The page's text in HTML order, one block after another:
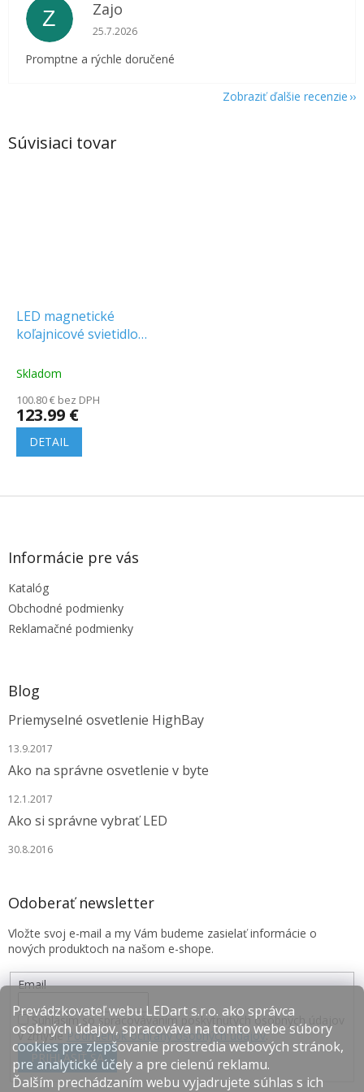
Prevádzkovateľ webu LEDart s.r.o. ako správca
osobných údajov, spracováva na tomto webe súbory
cookies pre zlepšovanie prostredia webových stránok,
pre analytické účely a pre cielenú reklamu.
Ďalším prechádzaním webu vyjadrujete súhlas s ich
Súvisiaci tovar
LED magnetické
koľajnicové svietidlo
IP20, čierne
Skladom
100.80 € bez DPH
123.99 €
DETAIL
Z Zajo
Hodnotenie obchodu je 5 z 5 hviezdičiek.
25.7.2026
Promptne a rýchle doručené
Zobraziť ďalšie recenzie
Z
Informácie pre vás
Katalóg
Obchodné podmienky
Reklamačné podmienky
Blog
Priemyselné osvetlenie HighBay
13.9.2017
Ako na správne osvetlenie v byte
12.1.2017
Ako si správne vybrať LED
30.8.2016
Odoberať newsletter
Vložte svoj e-mail a my Vám budeme zasielať informácie o
nových produktoch na našom e-shope.
Email
Súhlasím so spracovávaním poskytnutých osobných údajov
v zmysle Podmienok ochrany osobných údajov.
PRIHLÁSIŤ SA